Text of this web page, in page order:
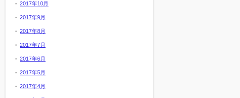
2017年10月
2017年9月
2017年8月
2017年7月
2017年6月
2017年5月
2017年4月